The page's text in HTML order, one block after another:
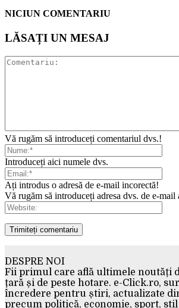
NICIUN COMENTARIU
LĂSAȚI UN MESAJ
Vă rugăm să introduceți comentariul dvs.!
Introduceți aici numele dvs.
Ați introdus o adresă de e-mail incorectă!
Vă rugăm să introduceți adresa dvs. de e-mail
DESPRE NOI
Fii primul care află ultimele noutăți
țară și de peste hotare. e-Click.ro,
încredere pentru știri, actualizate
precum politică, economie, sport,